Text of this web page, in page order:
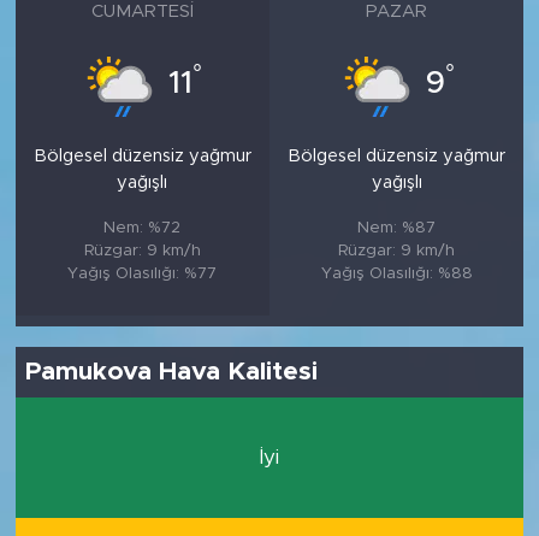
CUMARTESI
11 °
Bölgesel düzensiz yağmur
yağışlı
Nem: %72
Rüzgar: 9 km/h
Yağış Olasılığı: %77
PAZAR
9°
Bölgesel düzensiz yağmur
yağışlı
Nem: %87
Rüzgar: 9 km/h
Yağış Olasılığı: %88
Pamukova Hava Kalitesi
İyi